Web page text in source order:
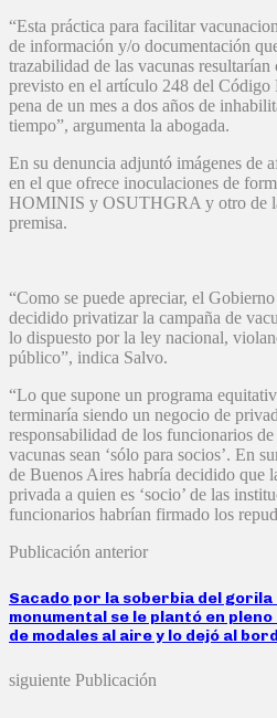
“Esta práctica para facilitar
de información y/o documentación
trazabilidad de las vacunas
previsto en el artículo 248 del Código
pena de un mes a dos años de
tiempo”, argumenta la abogada.
En su denuncia adjuntó imágenes de
en el que ofrece inoculaciones de
HOMINIS y OSUTHGRA y otro de
premisa.
“Como se puede apreciar, el
decidido privatizar la campaña de
lo dispuesto por la ley nacional,
público”, indica Salvo.
“Lo que supone un programa
terminaría siendo un negocio de
responsabilidad de los funcionarios
vacunas sean ‘sólo para socios’. En
de Buenos Aires habría decidido que
privada a quien es ‘socio’ de las
funcionarios habrían firmado los
Publicación anterior
Sacado por la soberbia del gorila
monumental se le plantó en pleno
de modales al aire y lo dejó al
siguiente Publicación